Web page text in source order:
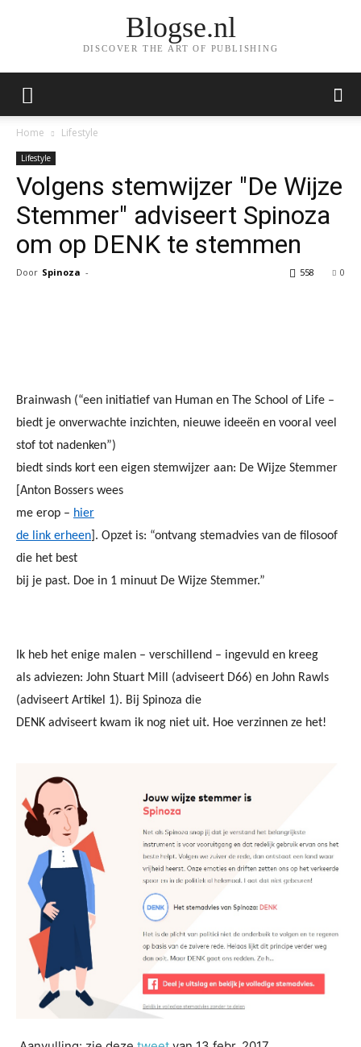
Blogse.nl
DISCOVER THE ART OF PUBLISHING
Home Lifestyle
Lifestyle
Volgens stemwijzer "De Wijze
Stemmer" adviseert Spinoza
om op DENK te stemmen
Door Spinoza - 0
558
Brainwash (“een initiatief van Human en The School of Life –
biedt je onverwachte inzichten, nieuwe ideeën en vooral veel
stof tot nadenken”)
biedt sinds kort een eigen stemwijzer aan: De Wijze Stemmer
[Anton Bossers wees
me erop – hier
de link erheen ]. Opzet is: “ontvang stemadvies van de filosoof
die het best
bij je past. Doe in 1 minuut De Wijze Stemmer.”
Ik heb het enige malen – verschillend – ingevuld en kreeg
als adviezen: John Stuart Mill (adviseert D66) en John Rawls
(adviseert Artikel 1). Bij Spinoza die
DENK adviseert kwam ik nog niet uit. Hoe verzinnen ze het!